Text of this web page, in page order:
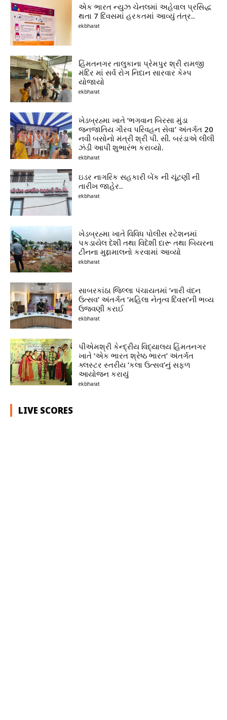
એક ભારત ન્યુઝ ચેનલમાં અહેવાલ પ્રસિદ્ધ
થતા 7 દિવસમાં હરકતમાં આવ્યું તંત્ર..
ekbharat
હિંમતનગર તાલુકાના પ્રેમપુર શ્રી રામજી
મંદિર માં સર્વ રોગ નિદાન સારવાર કેમ્પ
યોજાયો
ekbharat
ખેડબ્રહ્મા ખાતે ‘ભગવાન બિરસા મુંડા
જનજાતિય ગૌરવ પરિવહન સેવા’ અંતર્ગત 20
નવી બસોનો મંત્રી શ્રી પી. સી. બરંડાએ લીલી
ઝંડી આપી શુભારંભ કરાવ્યો.
ekbharat
ઇડર નાગરિક સહકારી બેંક ની ચૂંટણી ની
તારીખ જાહેર..
ekbharat
ખેડબ્રહ્મા ખાતે વિવિધ પોલીસ સ્ટેશનમાં
પકડાયેલ દેશી તથા વિદેશી દારૂ તથા બિયરના
ટીનના મુદ્દામાલનો કરવામાં આવ્યો
ekbharat
સાબરકાંઠા જિલ્લા પંચાયતમાં ‘નારી વંદન
ઉત્સવ’ અંતર્ગત ‘મહિલા નેતૃત્વ દિવસ’ની ભવ્ય
ઉજવણી કરાઈ
ekbharat
પીએમશ્રી કેન્દ્રીય વિદ્યાલય હિંમતનગર
ખાતે ‘એક ભારત શ્રેષ્ઠ ભારત’ અંતર્ગત
ક્લસ્ટર સ્તરીય ‘કલા ઉત્સવ’નું સફળ
આયોજન કરાયું
ekbharat
LIVE SCORES